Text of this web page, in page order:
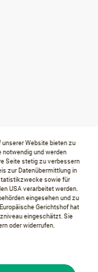
Website bieten zu
notwendig und werden
Seite stetig zu verbessern
zur Datenübermittlung in
sowie für
USA verarbeitet werden.
eingesehen und zu
Gerichtshof hat
eingeschätzt. Sie
oder widerrufen.